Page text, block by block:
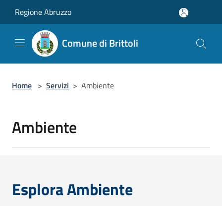
Regione Abruzzo
Comune di Brittoli
Home > Servizi > Ambiente
Ambiente
Esplora Ambiente